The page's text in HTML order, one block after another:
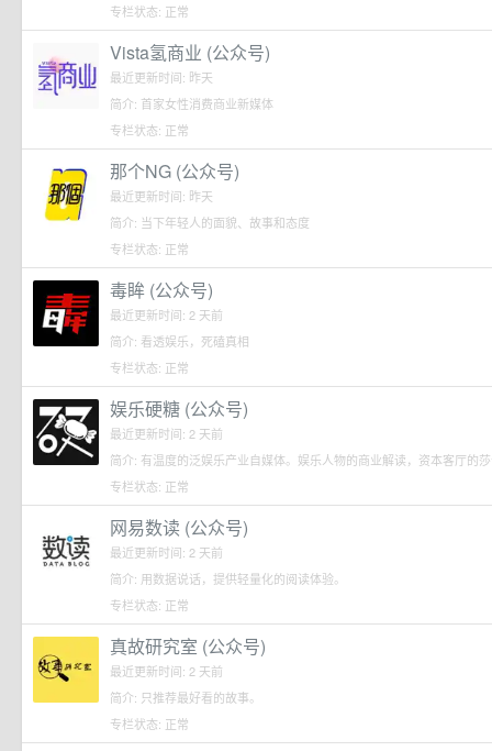
专栏状态: 正常
Vista氢商业 (公众号)
最近更新时间: 昨天
简介: 首家女性消费商业新媒体
专栏状态: 正常
那个NG (公众号)
最近更新时间: 昨天
简介: 当下年轻人的面貌、故事和态度
专栏状态: 正常
毒眸 (公众号)
最近更新时间: 2 天前
简介: 看透娱乐，死磕真相
专栏状态: 正常
娱乐硬糖 (公众号)
最近更新时间: 2 天前
简介: 有温度的泛娱乐产业自媒体。娱乐人物的商业解读，资本客厅的
专栏状态: 正常
网易数读 (公众号)
最近更新时间: 2 天前
简介: 用数据说话，提供轻量化的阅读体验。
专栏状态: 正常
真故研究室 (公众号)
最近更新时间: 2 天前
简介: 只推荐最好看的故事。
专栏状态: 正常